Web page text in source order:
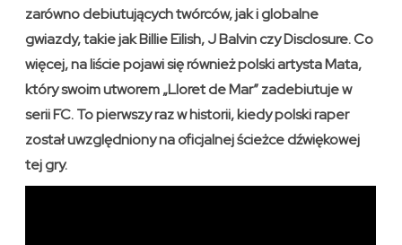
zarówno debiutujących twórców, jak i globalne
gwiazdy, takie jak Billie Eilish, J Balvin czy Disclosure. Co
więcej, na liście pojawi się również polski artysta Mata,
który swoim utworem „Lloret de Mar” zadebiutuje w
serii FC. To pierwszy raz w historii, kiedy polski raper
został uwzględniony na oficjalnej ścieżce dźwiękowej
tej gry.